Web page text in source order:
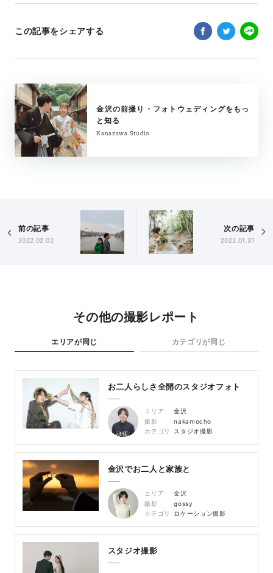
この記事をシェアする
金沢の前撮り・フォトウェディングをもっ
と知る
Kanazawa Studio
前の記事
2022.02.02
次の記事
2022.01.31
その他の撮影レポート
エリアが同じ カテゴリが同じ
お二人らしさ全開のスタジオフォト
エリア
金沢
撮影
nakamocho
カテゴリ
スタジオ撮影
金沢でお二人と家族と
エリア
金沢
撮影
gossy
カテゴリ
ロケーション撮影
スタジオ撮影